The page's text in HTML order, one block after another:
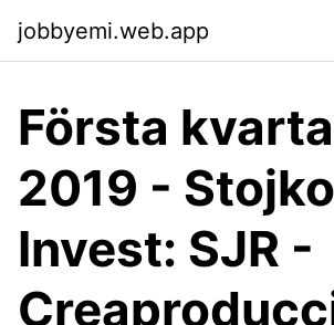
jobbyemi.web.app
Första
2019 - Stojko
Invest: SJR -